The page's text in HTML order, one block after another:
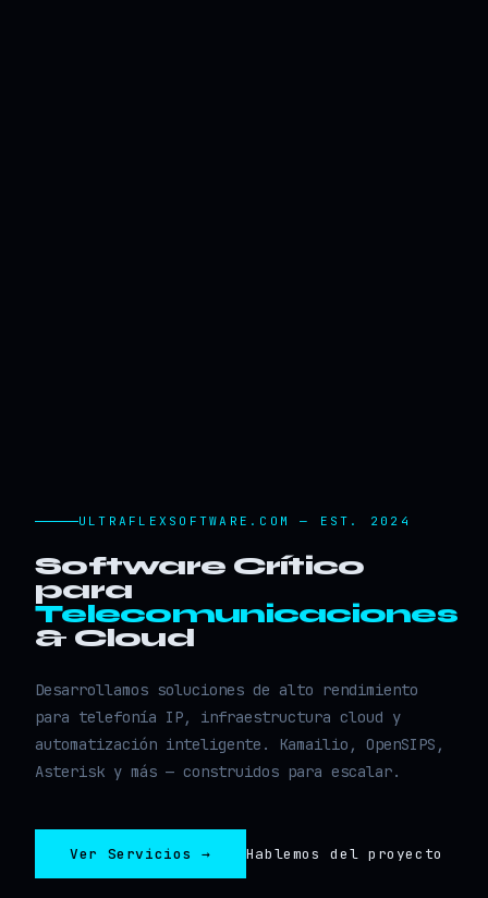
ULTRAFLEXSOFTWARE.COM — EST. 2024
Software Crítico
para
Telecomunicaciones
& Cloud
Desarrollamos soluciones de alto rendimiento
para telefonía IP, infraestructura cloud y
automatización inteligente. Kamailio, OpenSIPS,
Asterisk y más — construidos para escalar.
Ver Servicios → Hablemos del proyecto